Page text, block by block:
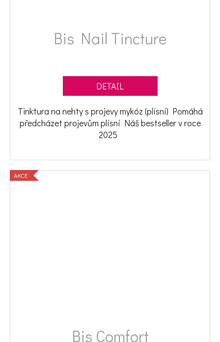
Bis Nail Tincture
DETAIL
Tinktura na nehty s projevy mykóz (plísní) Pomáhá
předcházet projevům plísní Náš bestseller v roce
2025
AKCE
Bis Comfort